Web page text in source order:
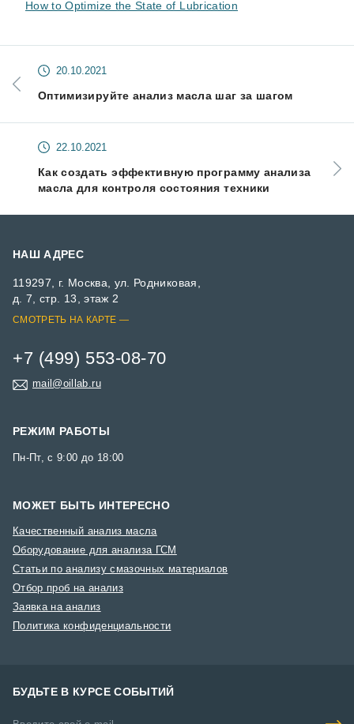
How to Optimize the State of Lubrication
20.10.2021
Оптимизируйте анализ масла шаг за шагом
22.10.2021
Как создать эффективную программу анализа
масла для контроля состояния техники
НАШ АДРЕС
119297, г. Москва, ул. Родниковая,
д. 7, стр. 13, этаж 2
СМОТРЕТЬ НА КАРТЕ
+7 (499) 553-08-70
mail@oillab.ru
РЕЖИМ РАБОТЫ
Пн-Пт, с 9:00 до 18:00
МОЖЕТ БЫТЬ ИНТЕРЕСНО
Качественный анализ масла
Оборудование для анализа ГСМ
Статьи по анализу смазочных материалов
Отбор проб на анализ
Заявка на анализ
Политика конфиденциальности
БУДЬТЕ В КУРСЕ СОБЫТИЙ